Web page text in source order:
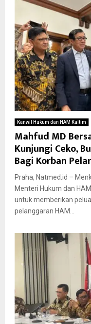
Kanwil Hukum dan HAM Kaltim
Mahfud MD
Kunjungi Ceko,
Bagi Korban
Praha, Natmed.id –
Menteri Hukum dan
untuk memberikan
pelanggaran HAM...